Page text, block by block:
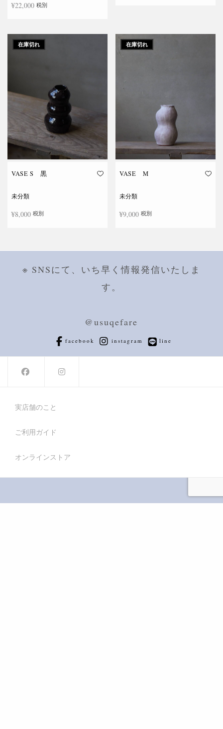
¥22,000 税別
在庫切れ
VASE S 黒
未分類
¥8,000 税別
在庫切れ
VASE M
未分類
¥9,000 税別
※ SNSにて、いち早く情報発信いたしま
す。
@usuqefare
facebook instagram line
実店舗のこと
ご利用ガイド
オンラインストア